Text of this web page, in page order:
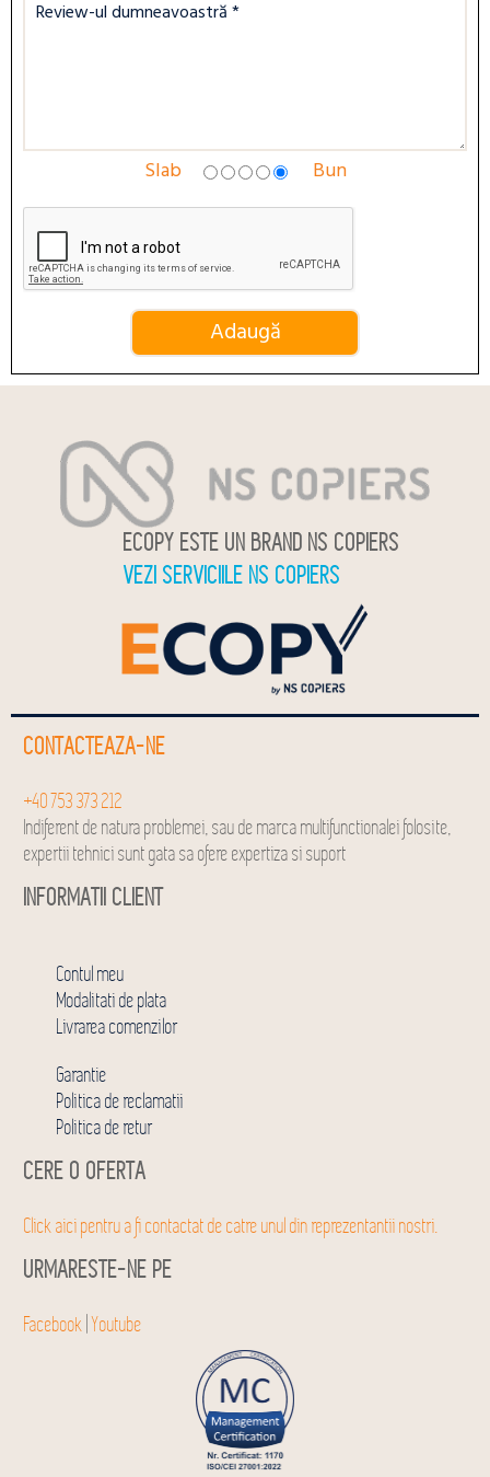
Slab Bun
ECOPY ESTE UN BRAND NS COPIERS
VEZI SERVICIILE NS COPIERS
CONTACTEAZA-NE
+40 753 373 212
Indiferent de natura problemei, sau de marca multifunctionalei folosite,
expertii tehnici sunt gata sa ofere expertiza si suport
INFORMATII CLIENT
Contul meu
Modalitati de plata
Livrarea comenzilor
Garantie
Politica de reclamatii
Politica de retur
CERE O OFERTA
Click aici pentru a fi contactat de catre unul din reprezentantii nostri.
URMARESTE-NE PE
Facebook |Youtube